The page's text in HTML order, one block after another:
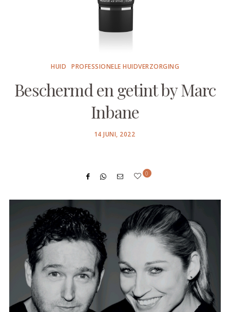
HUID PROFESSIONELE HUIDVERZORGING
Beschermd en getint by Marc
Inbane
POSTED
14 JUNI, 2022
0